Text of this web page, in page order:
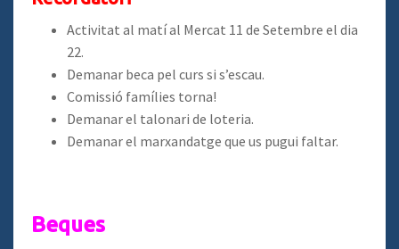
Activitat al matí al Mercat 11 de Setembre el dia
22.
Demanar beca pel curs si s’escau.
Comissió famílies torna!
Demanar el talonari de loteria.
Demanar el marxandatge que us pugui faltar.
Beques